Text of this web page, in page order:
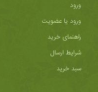
ورود
ورود یا عضویت
راهنمای خرید
شرایط ارسال
سبد خرید